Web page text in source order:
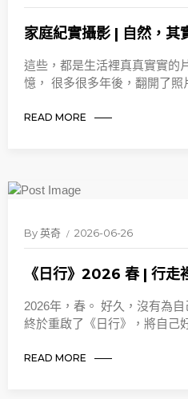
家庭紀實攝影 | 自然，其
這些，都是生活裡真真實實的
憶， 很多很多年後，翻開了照
READ MORE
By英奇 2026-06-26
《日行》2026 春 | 行走
2026年，春。 好久，沒有為
終於重啟了《日行》，將自己
READ MORE